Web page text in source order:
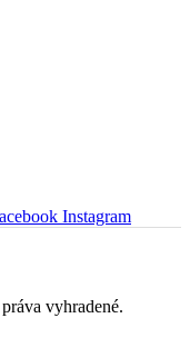
Instagram
vyhradené.